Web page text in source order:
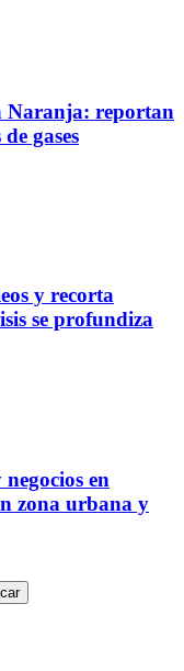
Naranja: reportan
gases
y recorta
se profundiza
en
zona urbana y